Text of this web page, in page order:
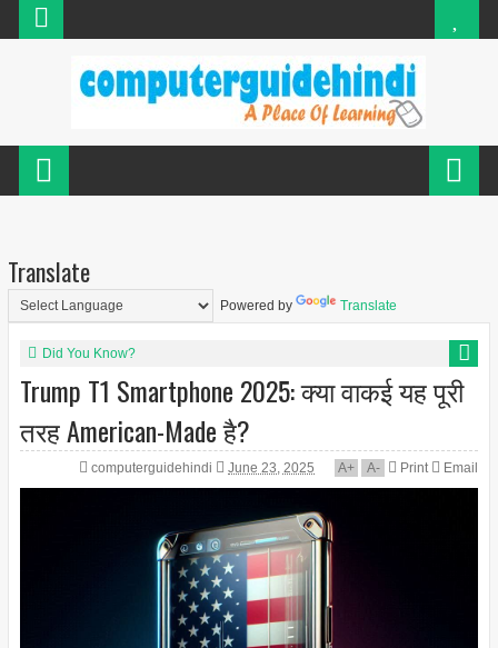
Translate
Powered by Translate
Did You Know?
Trump T1 Smartphone 2025: क्या वाकई यह पूरी
तरह American-Made है?
computerguidehindi June 23, 2025 A+ A- Print Email